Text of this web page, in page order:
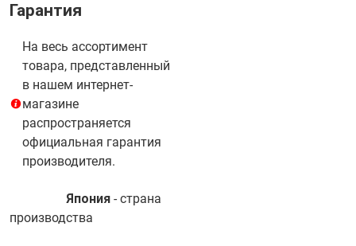
Гарантия
На весь ассортимент
товара, представленный
в нашем интернет-
магазине
распространяется
официальная гарантия
производителя.
Япония - cтрана
производства